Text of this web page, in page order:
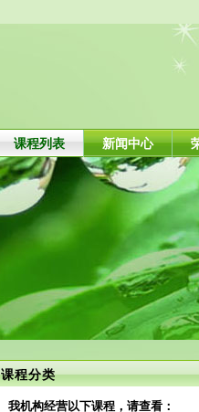
课程列表 新闻中心
课程分类
我机构经营以下课程，请查看：